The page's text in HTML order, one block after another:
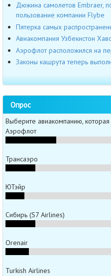
Дюжина самолетов Embraer,
пользование компании Flybe
Пятерка самых
Авиакомпания Узбекистон
Аэрофлот расположился на
Законы кашрута теперь
Опрос
Выберите авиакомпанию,
Аэрофлот
Трансаэро
ЮТэйр
Сибирь (S7 Airlines)
Orenair
Turkish Airlines